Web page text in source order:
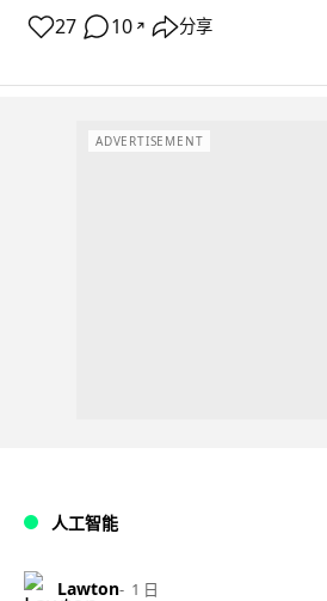
27 10 ↗ 分享
ADVERTISEMENT
人工智能
Lawton 1 日